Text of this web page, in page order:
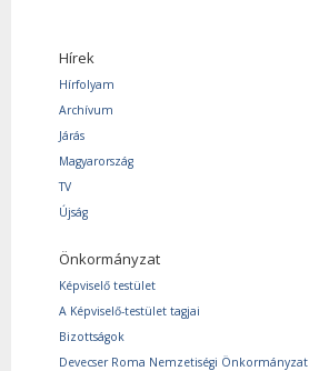
Hírek
Hírfolyam
Archívum
Járás
Magyarország
TV
Újság
Önkormányzat
Képviselő testület
A Képviselő-testület tagjai
Bizottságok
Devecser Roma Nemzetiségi Önkormányzat